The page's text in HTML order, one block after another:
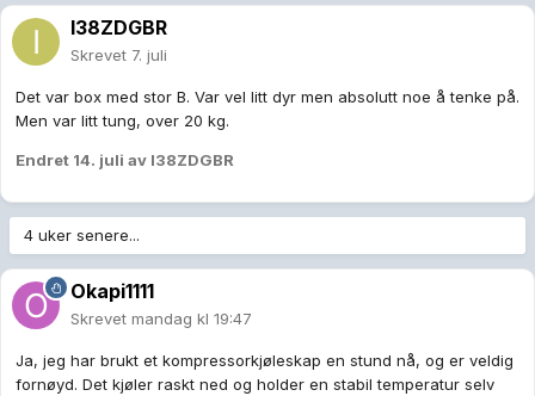
I38ZDGBR
Skrevet 7. juli
Det var box med stor B. Var vel litt dyr men absolutt noe å tenke på.
Men var litt tung, over 20 kg.
Endret 14. juli av I38ZDGBR
4 uker senere...
Okapi1111
Skrevet mandag kl 19:47
Ja, jeg har brukt et kompressorkjøleskap en stund nå, og er veldig
fornøyd. Det kjøler raskt ned og holder en stabil temperatur selv